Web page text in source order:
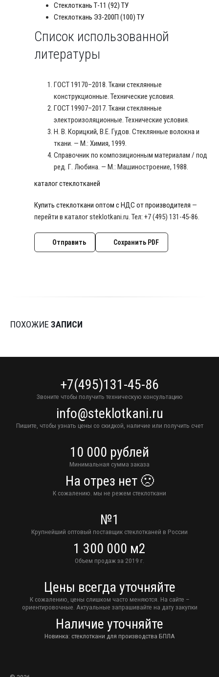
Стеклоткань Т-11 (92) ТУ
Стеклоткань Э3-200П (100) ТУ
Список использованной
литературы
ГОСТ 19170–2018. Ткани стеклянные
конструкционные. Технические условия.
ГОСТ 19907–2017. Ткани стеклянные
электроизоляционные. Технические условия.
Н. В. Корицкий, В.Е. Гудов. Стеклянные волокна и
ткани. — М.: Химия, 1999.
Справочник по композиционным материалам / под
ред. Г. Любина. — М.: Машиностроение, 1988.
каталог стеклотканей
Купить стеклоткани оптом с НДС от производителя —
перейти в каталог steklotkani.ru. Тел: +7 (495) 131-45-86.
Отправить Сохранить PDF
ПОХОЖИЕ ЗАПИСИ
+7(495)131-45-86
Звоните чтобы получить техническую консультацию
info@steklotkani.ru
Пишите, чтобы узнать цены со скидкой, наличие или получить счет
10 000 рублей
Минимальная сумма заказа
На отрез нет 🙁
К сожалению. мы не режем стеклоткани
№1
Крупнейший оптовый поставщик стеклотканей в России
1 300 000 м2
Объем продаж за 2019 г.
Цены всегда уточняйте
К сожалению, цены слишком часто меняются. На сайте –
ориентировочные. Актуальные запрашивайте на дату закупки
Наличие уточняйте
Новинка: стеклоткани для производства БПЛА